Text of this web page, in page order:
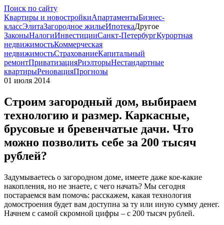
Поиск по сайту
Квартиры и новостройкиАпартаментыБизнес-
классЭлитаЗагородное жильеИпотекаДругое
ЗаконыНалогиИнвестицииСанкт-ПетербургКурортная
недвижимостьКоммерческая
недвижимостьСтрахованиеКапитальный
ремонтПриватизацияРиэлторыНестандартные
квартирыРеновацияПрогнозы
01 июля 2014
Строим загородный дом, выбираем
технологию и размер. Каркасные,
брусовые и бревенчатые дачи. Что
можно позволить себе за 200 тысяч
рублей?
Задумываетесь о загородном доме, имеете даже кое-какие
накопления, но не знаете, с чего начать? Мы сегодня
постараемся вам помочь: расскажем, какая технология
домостроения будет вам доступна за ту или иную сумму денег.
Начнем с самой скромной цифры – с 200 тысяч рублей.